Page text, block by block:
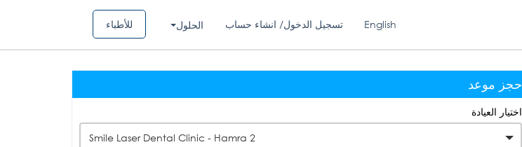
للأطباء الحلول تسجيل الدخول/ انشاء حساب English
حجز موعد
اختيار العيادة
2 Smile Laser Dental Clinic - Hamra